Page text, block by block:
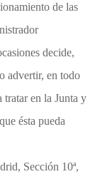
de las
decide,
advertir, en todo
tratar en la Junta y
ésta pueda
Sección 10ª,